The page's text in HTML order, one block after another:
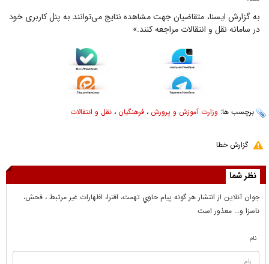
به گزارش ایسنا، متقاضیان جهت مشاهده نتایج می‌توانند به پنل کاربری خود
در سامانه نقل و انتقالات مراجعه کنند.»
برچسب ها: وزارت آموزش و پرورش ، فرهنگیان ، نقل و انتقالات
گزارش خطا
نظر شما
جوان آنلاين از انتشار هر گونه پيام حاوي تهمت، افترا، اظهارات غير مرتبط ، فحش،
ناسزا و... معذور است
نام